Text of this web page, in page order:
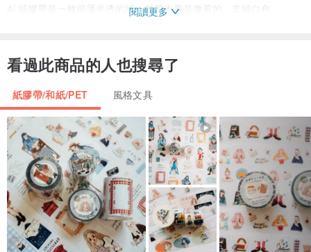
4/ 紙膠帶是一種很薄半透的紙，材質本身是微黃的，非純白色
如在使用中有任何疑問 歡迎諮詢設計師
閱讀更多
看過此商品的人也搜尋了
紙膠帶/和紙/PET 風格文具